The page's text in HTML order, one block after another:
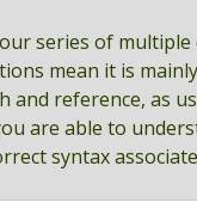
series of
mean it is
and reference, as
are able to
syntax